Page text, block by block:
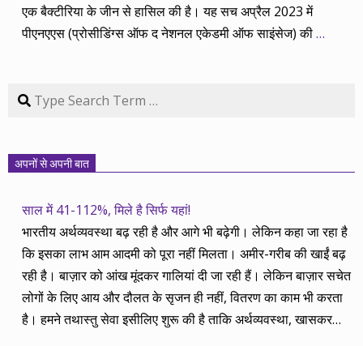
एक बैक्टीरिया के जीन से हासिल की है। यह सच अप्रैल 2023 में
पीएनएएस (प्रोसीडिंग्स ऑफ द नेशनल एकेडमी ऑफ साइंसेज) की…
Search
अपनों से अपनी बात
साल में 41-112%, मिले है सिर्फ यहां!
भारतीय अर्थव्यवस्था बढ़ रही है और आगे भी बढ़ेगी। लेकिन कहा जा रहा है
कि इसका लाभ आम आदमी को पूरा नहीं मिलता। अमीर-गरीब की खाईं बढ़
रही है। बाज़ार को आंख मूंदकर गालियां दी जा रही हैं। लेकिन बाज़ार सचेत
लोगों के लिए आय और दौलत के सृजन ही नहीं, वितरण का काम भी करता
है। हमने तथास्तु सेवा इसीलिए शुरू की है ताकि अर्थव्यवस्था, खासकर